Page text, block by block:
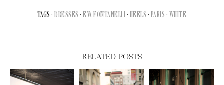
TAGS ·DRESSES ·EVA FONTANELLI · HEELS · PARIS · WHITE
RELATED POSTS